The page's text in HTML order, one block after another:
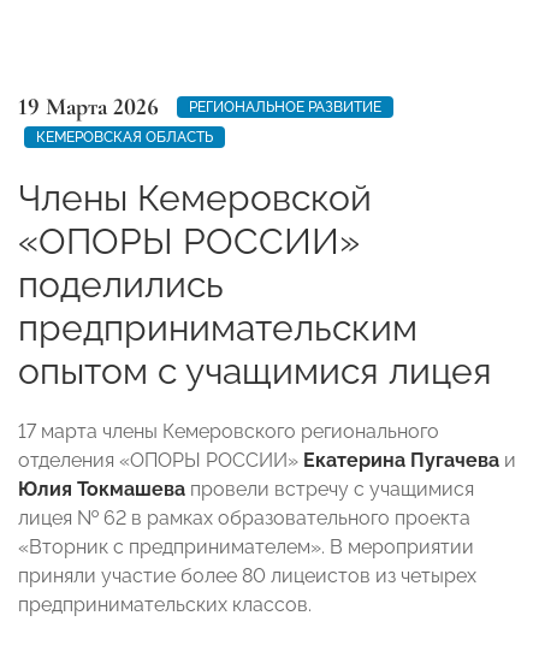
19 Марта 2026
РЕГИОНАЛЬНОЕ РАЗВИТИЕ
КЕМЕРОВСКАЯ ОБЛАСТЬ
Члены Кемеровской
«ОПОРЫ РОССИИ»
поделились
предпринимательским
опытом с учащимися лицея
17 марта члены Кемеровского регионального
отделения «ОПОРЫ РОССИИ» Екатерина Пугачева и
Юлия Токмашева провели встречу с учащимися
лицея № 62 в рамках образовательного проекта
«Вторник с предпринимателем». В мероприятии
приняли участие более 80 лицеистов из четырех
предпринимательских классов.